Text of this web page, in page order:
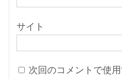
サイト
次回のコメントで使